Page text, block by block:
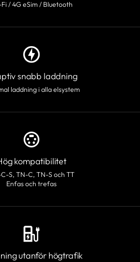
/ 4G eSim / Bluetooth
snabb laddning
laddning i alla elsystem
kompatibilitet
S, TN-C, TN-S och TT
Enfas och trefas
utanför högtrafik